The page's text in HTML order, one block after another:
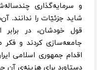
و سرمایه‌گذاری
شاید جزئیّات را ندانند.
قول خودشان، در برابر
جامعه‌سازی کردند و فکر
اقدام جمهوری اسلامی
دستاورد برای هزینه‌ی